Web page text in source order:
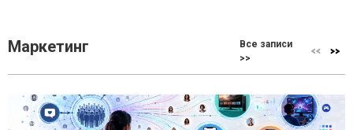
Маркетинг
Все записи
>>